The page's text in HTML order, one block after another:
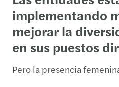
implementando
mejorar la
en sus puestos
Pero la presencia